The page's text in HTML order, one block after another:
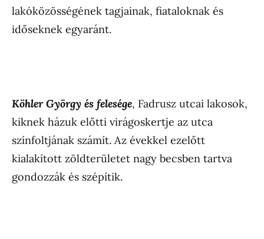
lakóközösségének tagjainak, fiataloknak és
időseknek egyaránt.
Köhler György és felesége, Fadrusz utcai lakosok,
kiknek házuk előtti virágoskertje az utca
színfoltjának számít. Az évekkel ezelőtt
kialakított zöldterületet nagy becsben tartva
gondozzák és szépítik.